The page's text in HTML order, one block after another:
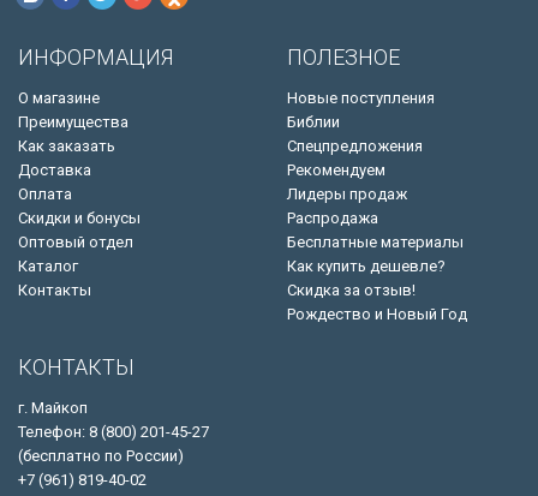
ИНФОРМАЦИЯ
О магазине
Преимущества
Как заказать
Доставка
Оплата
Скидки и бонусы
Оптовый отдел
Каталог
Контакты
ПОЛЕЗНОЕ
Новые поступления
Библии
Спецпредложения
Рекомендуем
Лидеры продаж
Распродажа
Бесплатные материалы
Как купить дешевле?
Скидка за отзыв!
Рождество и Новый Год
КОНТАКТЫ
г. Майкоп
Телефон: 8 (800) 201-45-27
(бесплатно по России)
+7 (961) 819-40-02